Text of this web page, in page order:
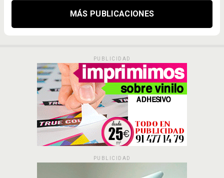
MÁS PUBLICACIONES
PUBLICIDAD
PUBLICIDAD